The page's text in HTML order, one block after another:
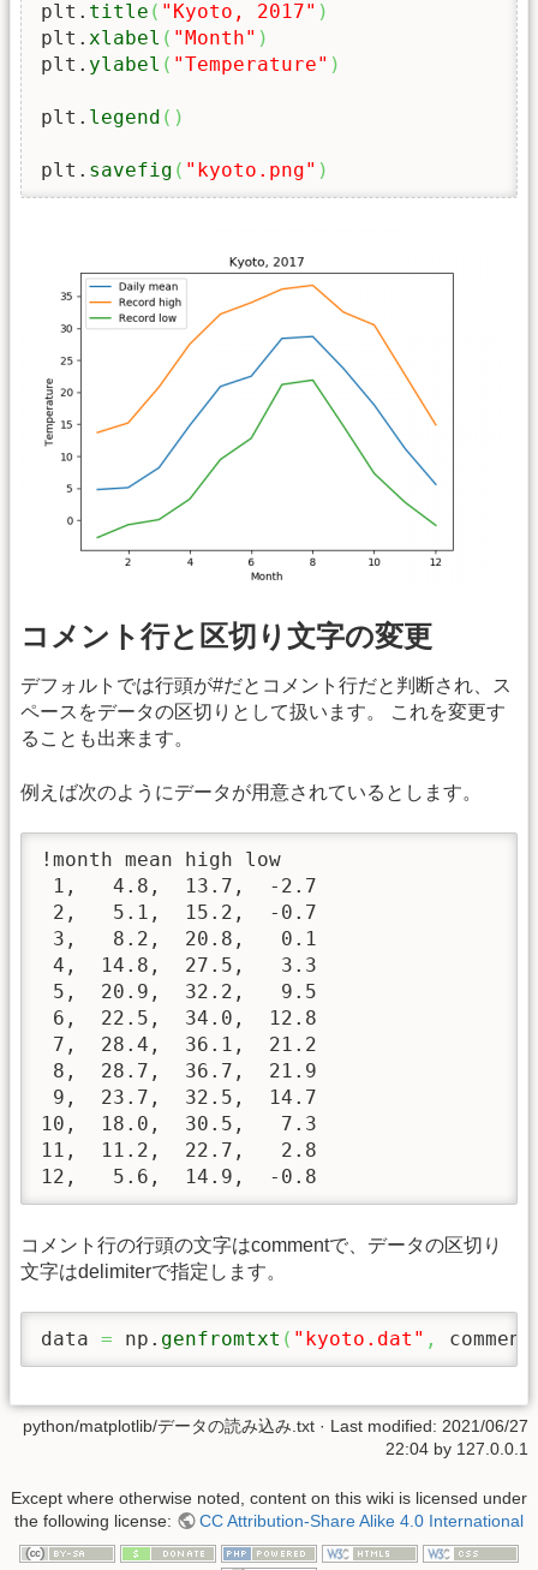
plt. title ( "Kyoto, 2017" )
plt. xlabel ( "Month" )
plt. ylabel ( "Temperature" )
plt. legend ( )
plt. savefig ( "kyoto.png" )
コメント行と区切り文字の変更
デフォルトでは行頭が#だとコメント行だと判断され、ス
ペースをデータの区切りとして扱います。 これを変更す
ることも出来ます。
例えば次のようにデータが用意されているとします。
!month mean high low
1,   4.8,  13.7,  -2.7
2,   5.1,  15.2,  -0.7
3,   8.2,  20.8,   0.1
4,  14.8,  27.5,   3.3
5,  20.9,  32.2,   9.5
6,  22.5,  34.0,  12.8
7,  28.4,  36.1,  21.2
8,  28.7,  36.7,  21.9
9,  23.7,  32.5,  14.7
10,  18.0,  30.5,   7.3
11,  11.2,  22.7,   2.8
12,   5.6,  14.9,  -0.8
コメント行の行頭の文字はcommentで、データの区切り
文字はdelimiterで指定します。
data = np. genfromtxt ( "kyoto.dat" , comment
python/matplotlib/データの読み込み.txt · Last modified: 2021/06/27
22:04 by 127.0.0.1
Except where otherwise noted, content on this wiki is licensed under
the following license:
CC Attribution-Share Alike 4.0 International